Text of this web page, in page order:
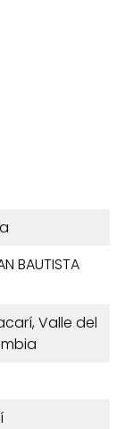
BAUTISTA
Valle del